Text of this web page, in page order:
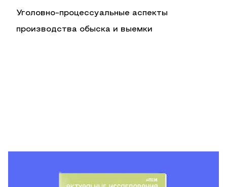
Уголовно-процессуальные аспекты
производства обыска и выемки